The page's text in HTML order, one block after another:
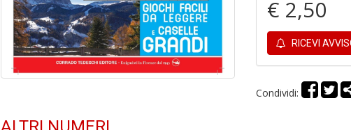
€ 2,50
RICEVI
Condividi: